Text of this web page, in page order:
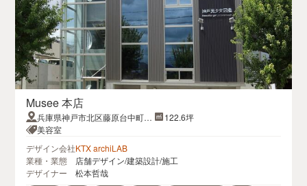
Musee 本店
兵庫県神戸市北区藤原台中町2-
2-4
122.6坪
美容室
デザイン会社KTX archiLAB
業種・業態
店舗デザイン/建築設計/施工
デザイナー
松本哲哉